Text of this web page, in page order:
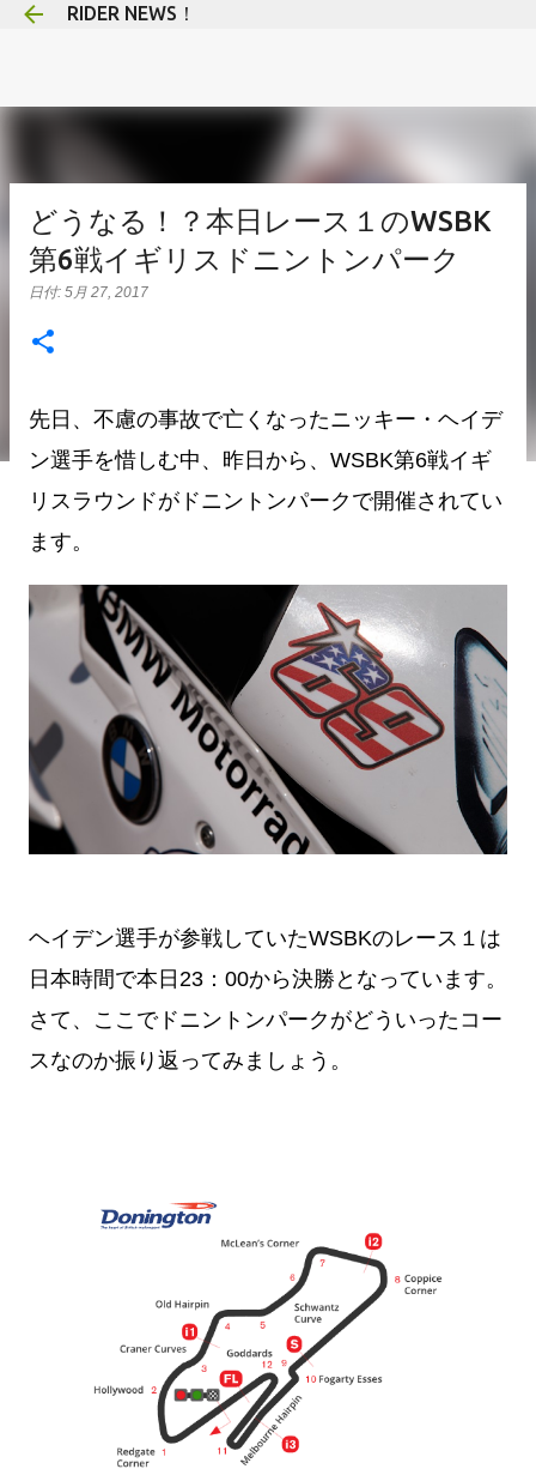
RIDER NEWS！
どうなる！？本日レース１のWSBK
第6戦イギリスドニントンパーク
日付: 5月 27, 2017
先日、不慮の事故で亡くなったニッキー・ヘイデ
ン選手を惜しむ中、昨日から、WSBK第6戦イギ
リスラウンドがドニントンパークで開催されてい
ます。
ヘイデン選手が参戦していたWSBKのレース１は
日本時間で本日23：00から決勝となっています。
さて、ここでドニントンパークがどういったコー
スなのか振り返ってみましょう。